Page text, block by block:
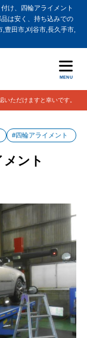
け、四輪アライメント
は安く、持ち込みでの
豊田市,刈谷市,長久手市,
MENU
ただけますと幸いです。
#四輪アライメント
ント